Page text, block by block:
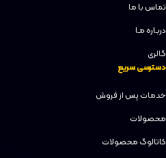
تماس با ما
دربـاره مـا
گالری
دسترسی سریع
خدمات پس از فروش
محصولات
کاتالوگ محصولات